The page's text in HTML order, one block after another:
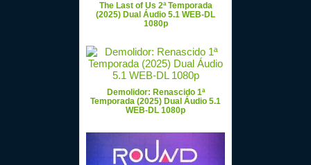
The Last of Us 2ª Temporada
(2025) Dual Áudio 5.1 WEB-DL
1080p
Demolidor: Renascido 1ª
Temporada (2025) Dual Áudio 5.1
WEB-DL 1080p